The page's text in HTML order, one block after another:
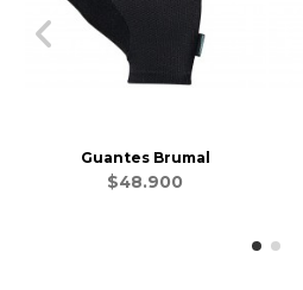
Guantes Brumal
$48.900